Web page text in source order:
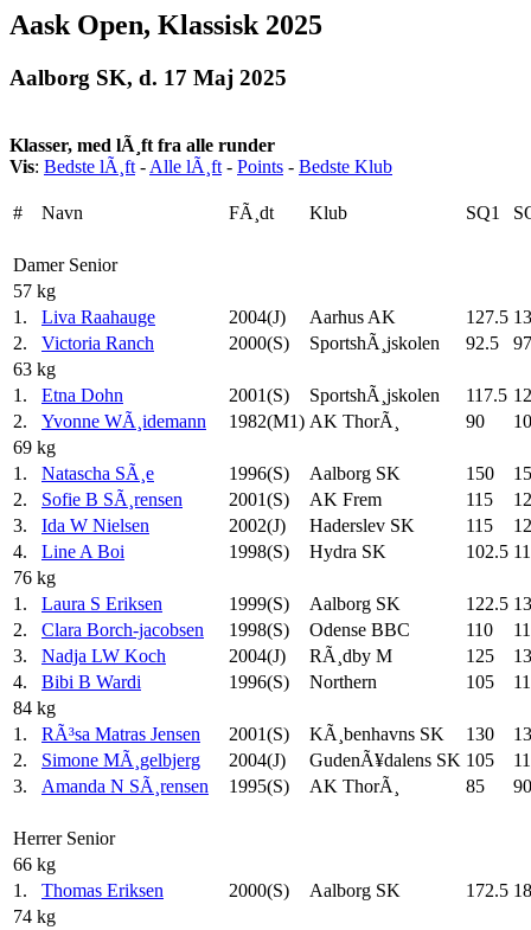
Aask Open, Klassisk 2025
Aalborg SK, d. 17 Maj 2025
Klasser, med lÃ¸ft fra alle runder
Vis: Bedste lÃ¸ft - Alle lÃ¸ft - Points - Bedste Klub
# Navn FÃ¸dt Klub SQ1
Damer Senior
57 kg
1.
Liva Raahauge 2004(J) Aarhus AK 127.5
2.
Victoria Ranch 2000(S) SportshÃ¸jskolen 92.5
63 kg
1.
Etna Dohn 2001(S) SportshÃ¸jskolen 117.5
2.
Yvonne WÃ¸idemann 1982(M1) AK ThorÃ¸ 90
69 kg
1.
Natascha SÃ¸e 1996(S) Aalborg SK 150
2.
Sofie B SÃ¸rensen 2001(S) AK Frem 115
3.
Ida W Nielsen 2002(J) Haderslev SK 115
4.
Line A Boi 1998(S) Hydra SK 102.5
76 kg
1.
Laura S Eriksen 1999(S) Aalborg SK 122.5
2.
Clara Borch-jacobsen 1998(S) Odense BBC 110
3.
Nadja LW Koch 2004(J) RÃ¸dby M 125
4.
Bibi B Wardi 1996(S) Northern 105
84 kg
1.
RÃ³sa Matras Jensen 2001(S) KÃ¸benhavns SK 130
2.
Simone MÃ¸gelbjerg 2004(J) GudenÃ¥dalens SK 105
3.
Amanda N SÃ¸rensen 1995(S) AK ThorÃ¸ 85 90
Herrer Senior
66 kg
1.
Thomas Eriksen 2000(S) Aalborg SK 172.5
74 kg